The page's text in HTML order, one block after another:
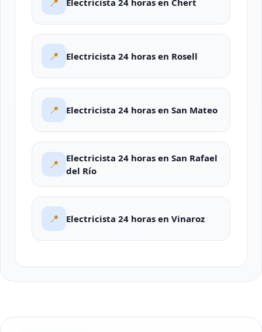
Electricista 24 horas en Chert
📍 Electricista 24 horas en Rosell
📍 Electricista 24 horas en San Mateo
📍
Electricista 24 horas en San Rafael
del Río
📍 Electricista 24 horas en Vinaroz